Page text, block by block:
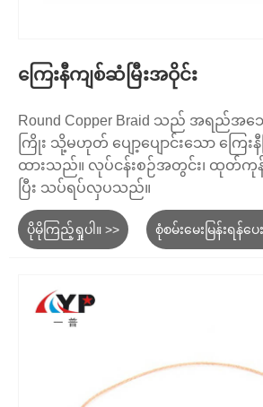
ကြေးနီကျစ်ဆံမြီးအဝိုင်း
Round Copper Braid သည် အရည်အသွေ
ကြိုး သို့မဟုတ် ပျော့ပျောင်းသော ကြေး
ထားသည်။ လုပ်ငန်းစဉ်အတွင်း၊ ထုတ်ကုန်သ
ပြီး သပ်ရပ်လှပသည်။
ပိုမိုကြည့်ရှုပါ။ >> စုံစမ်းမေးမြန်းရန်ပေ